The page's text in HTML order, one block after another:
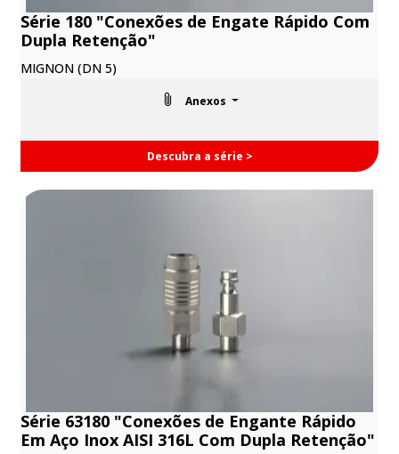
Série 180 "Conexões de Engate Rápido Com
Dupla Retenção"
MIGNON (DN 5)
Anexos
Descubra a série >
Série 63180 "Conexões de Engante Rápido
Em Aço Inox AISI 316L Com Dupla Retenção"